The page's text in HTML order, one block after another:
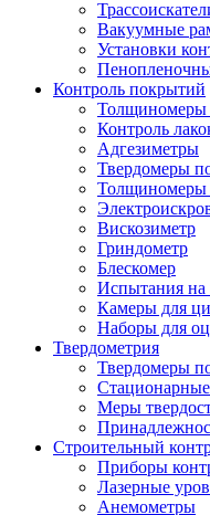
Вакуумные
Установки
Контроль покрытий
Толщиномеры
Контроль
Адгезиметры
Твердомеры
Толщиномеры
Вискозиметр
Гриндометр
Блескомер
Испытания на
Камеры для
Наборы для
Твердометрия
Твердомеры
Меры
Строительный
Приборы
Лазерные
Анемометры